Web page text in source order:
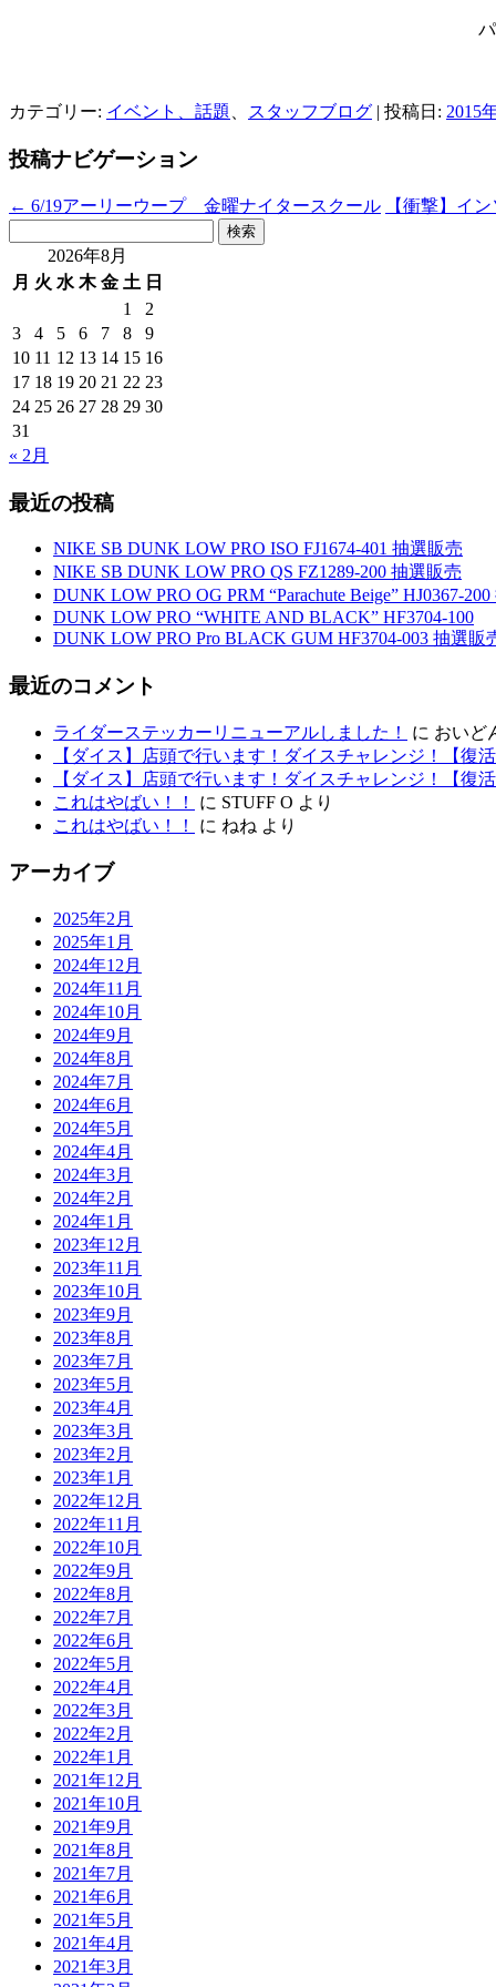
カテゴリー: イベント、話題、 スタッフブログ | 投稿日: 2015
投稿ナビゲーション
← 6/19アーリーウープ 金曜ナイタースクール
【衝撃】イ
2026年8月
月 火 水 木 金 土 日
1
2
3
4 5 6 7 8
9
10 11 12 13 14 15 16
17 18 19 20 21 22 23
24 25 26 27 28 29 30
31
« 2月
最近の投稿
NIKE SB DUNK LOW PRO ISO FJ1674-401 抽選販売
NIKE SB DUNK LOW PRO QS FZ1289-200 抽選販売
DUNK LOW PRO OG PRM “Parachute Beige” HJ0367-
DUNK LOW PRO “WHITE AND BLACK” HF3704-100
DUNK LOW PRO Pro BLACK GUM HF3704-003 抽選販
最近のコメント
ライダーステッカーリニューアルしました！ に おいど
【ダイス】店頭で行います！ダイスチャレンジ！【復
【ダイス】店頭で行います！ダイスチャレンジ！【復
これはやばい！！
に STUFF O より
これはやばい！！
に ねね より
アーカイブ
2025年2月
2025年1月
2024年12月
2024年11月
2024年10月
2024年9月
2024年8月
2024年7月
2024年6月
2024年5月
2024年4月
2024年3月
2024年2月
2024年1月
2023年12月
2023年11月
2023年10月
2023年9月
2023年8月
2023年7月
2023年5月
2023年4月
2023年3月
2023年2月
2023年1月
2022年12月
2022年11月
2022年10月
2022年9月
2022年8月
2022年7月
2022年6月
2022年5月
2022年4月
2022年3月
2022年2月
2022年1月
2021年12月
2021年10月
2021年9月
2021年8月
2021年7月
2021年6月
2021年5月
2021年4月
2021年3月